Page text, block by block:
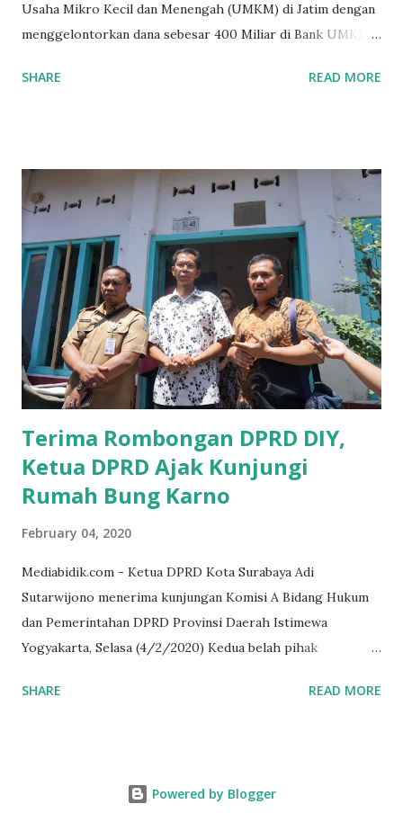
Usaha Mikro Kecil dan Menengah (UMKM) di Jatim dengan
menggelontorkan dana sebesar 400 Miliar di Bank UMKM
UMKM di Jatim. Namun Chusainuddin,S.Sos Anggota Komisi
yang sebenarnya ada dana pinjaman lunak untuk mereka. "
Ketika saya menjalankan Reses di Blitar,Kediri dan
Tulungagung , banyak masyarakat sana tak mengetahui ada
dana pinjaman lunak di Bank UMKM untuk para pelaku
UMKM, karena sebenarnya jika Pemprov serius
memberikan sosialisasi sampai ke tingkat desa,maka saya
yakin masyarakat sangat senang sekali," ucap pria yang
akrab dipanggil Gus Udin tersebut. Apalagi menyambut
MEA, seharusnya pelaku UMKM sudah mengerti kalau ada
dana pinjaman unt...
SHARE READ MORE
Terima Rombongan DPRD DIY,
Ketua DPRD Ajak Kunjungi
Rumah Bung Karno
February 04, 2020
Mediabidik.com - Ketua DPRD Kota Surabaya Adi
Sutarwijono menerima kunjungan Komisi A Bidang Hukum
dan Pemerintahan DPRD Provinsi Daerah Istimewa
Yogyakarta, Selasa (4/2/2020) Kedua belah pihak
memperkuat Demokrasi Pancasila. Turut dalam rombongan
Peneleh. Juga, rumah peninggalan HOS Tjokroaminoto,
SHARE READ MORE
Powered by Blogger